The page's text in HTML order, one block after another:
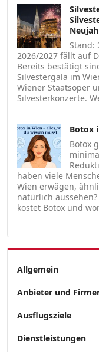
Stand:
2026/2027 fällt auf
Bereits bestätigt
Silvestergala im
Wiener Staatsoper
Silvesterkonzerte.
Botox
Botox
haben viele
Wien erwägen,
natürlich
kostet Botox und
Allgemein
Anbieter und
Ausflugsziele
Dienstleistungen